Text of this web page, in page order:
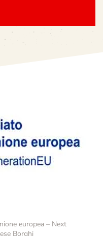
europea – Next
Borghi